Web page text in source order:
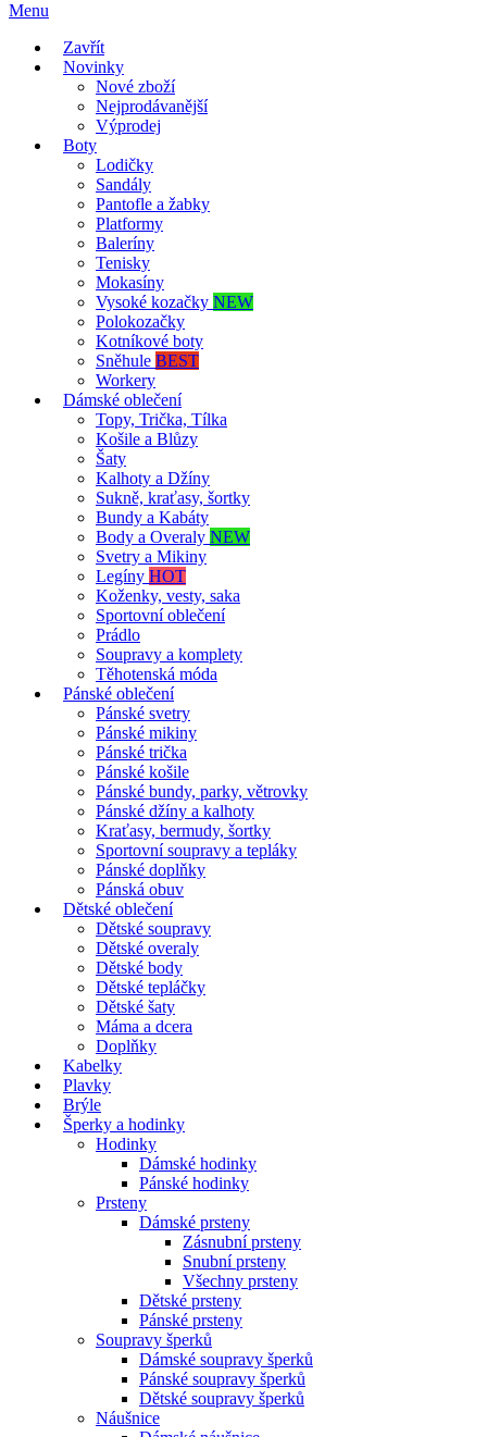
Menu
Zavřít
Novinky
Nové zboží
Nejprodávanější
Výprodej
Boty
Lodičky
Sandály
Pantofle a žabky
Platformy
Baleríny
Tenisky
Mokasíny
Vysoké kozačky NEW
Polokozačky
Kotníkové boty
Sněhule BEST
Workery
Dámské oblečení
Topy, Trička, Tílka
Košile a Blůzy
Šaty
Kalhoty a Džíny
Sukně, kraťasy, šortky
Bundy a Kabáty
Body a Overaly NEW
Svetry a Mikiny
Legíny HOT
Koženky, vesty, saka
Sportovní oblečení
Prádlo
Soupravy a komplety
Těhotenská móda
Pánské oblečení
Pánské svetry
Pánské mikiny
Pánské trička
Pánské košile
Pánské bundy, parky, větrovky
Pánské džíny a kalhoty
Kraťasy, bermudy, šortky
Sportovní soupravy a tepláky
Pánské doplňky
Pánská obuv
Dětské oblečení
Dětské soupravy
Dětské overaly
Dětské body
Dětské tepláčky
Dětské šaty
Máma a dcera
Doplňky
Kabelky
Plavky
Brýle
Šperky a hodinky
Hodinky
Dámské hodinky
Pánské hodinky
Prsteny
Dámské prsteny
Zásnubní prsteny
Snubní prsteny
Všechny prsteny
Dětské prsteny
Pánské prsteny
Soupravy šperků
Dámské soupravy šperků
Pánské soupravy šperků
Dětské soupravy šperků
Náušnice